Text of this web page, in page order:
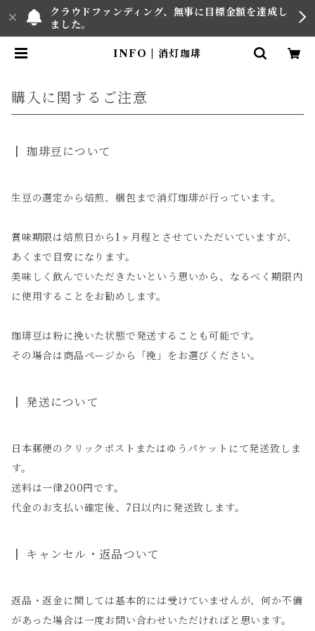
クラウドファンディング、無事に目標金額を達成し
ました。
INFO | 消灯珈琲
購入に関するご注意
珈琲豆について
生豆の選定から焙煎、梱包まで消灯珈琲が行っています。
賞味期限は焙煎日から1ヶ月程とさせていただいていますが、
あくまで目安になります。
美味しく飲んでいただきたいという思いから、なるべく期限内
に使用することをお勧めします。
珈琲豆は粉に挽いた状態で発送することも可能です。
その場合は商品ページから「挽」をお選びください。
発送について
日本郵便のクリックポストまたはゆうパケットにて発送致しま
す。
送料は一律200円です。
代金のお支払い確定後、7日以内に発送致します。
キャンセル・返品ついて
返品・返金に関しては基本的には受けていませんが、何か不備
があった場合は一度お問い合わせいただければと思います。